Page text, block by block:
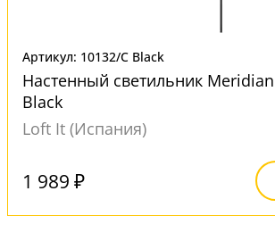
Артикул: 10132/C Black
Настенный светильник
Black
Loft It (Испания)
1 989 ₽